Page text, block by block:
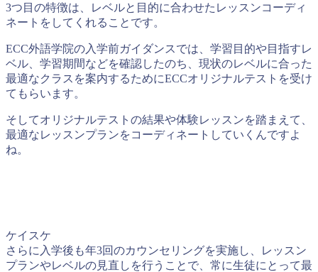
3つ目の特徴は、レベルと目的に合わせたレッスンコーディ
ネートをしてくれることです。
ECC外語学院の入学前ガイダンスでは、学習目的や目指すレ
ベル、学習期間などを確認したのち、現状のレベルに合った
最適なクラスを案内するためにECCオリジナルテストを受け
てもらいます。
そしてオリジナルテストの結果や体験レッスンを踏まえて、
最適なレッスンプランをコーディネートしていくんですよ
ね。
ケイスケ
さらに入学後も年3回のカウンセリングを実施し、レッスン
プランやレベルの見直しを行うことで、常に生徒にとって最